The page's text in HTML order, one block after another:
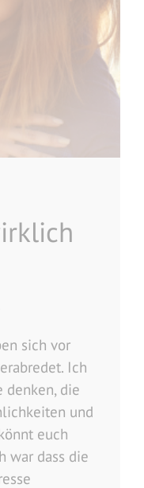
sich vor
Ich
denken, die
und
euch
war dass die